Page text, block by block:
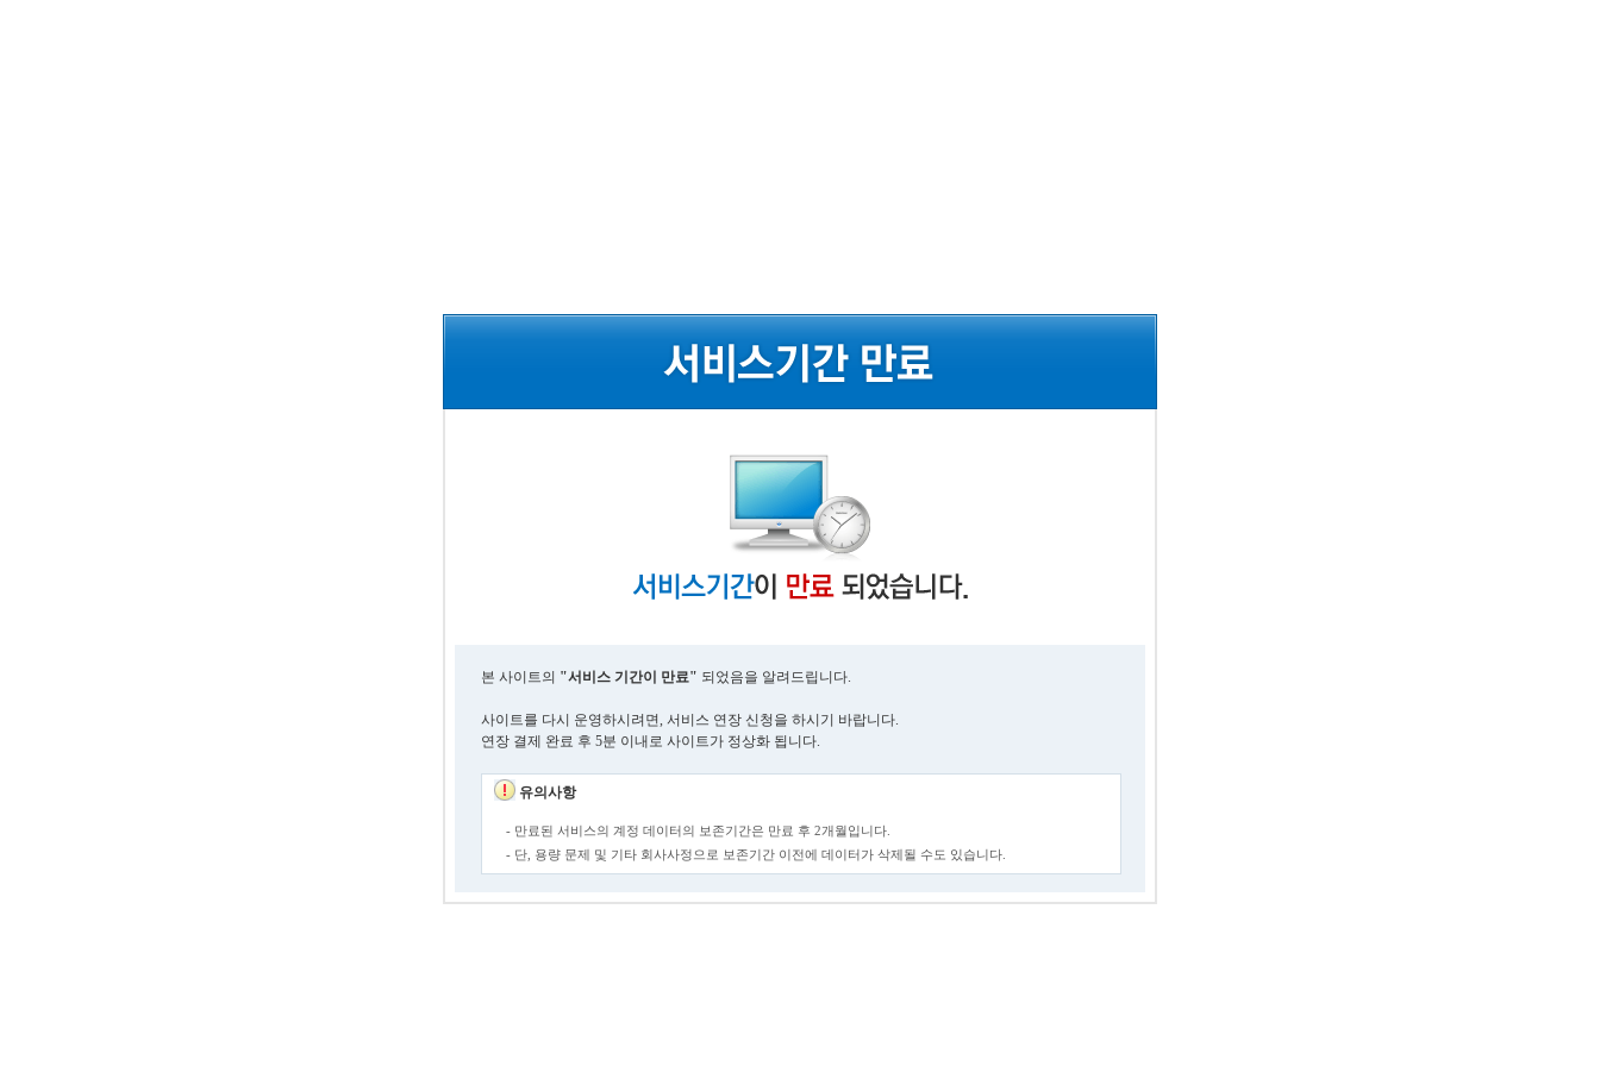
본 사이트의 "서비스 기간이 만료" 되었음을 알려드립니다.
사이트를 다시 운영하시려면, 서비스 연장 신청을 하시기 바랍니다.
연장 결제 완료 후 5분 이내로 사이트가 정상화 됩니다.
유의사항
- 만료된 서비스의 계정 데이터의 보존기간은 만료 후 2개월입니다.
- 단, 용량 문제 및 기타 회사사정으로 보존기간 이전에 데이터가 삭제될 수도 있습니다.